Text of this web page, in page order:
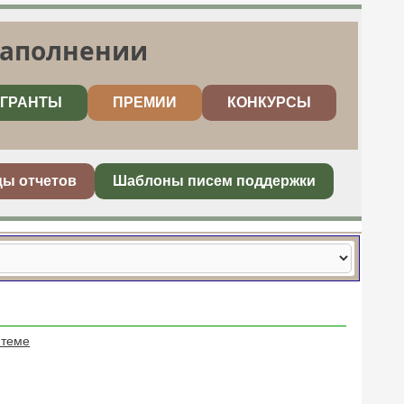
ГРАНТЫ ПРЕМИИ КОНКУРСЫ
отчетов Шаблоны писем поддержки